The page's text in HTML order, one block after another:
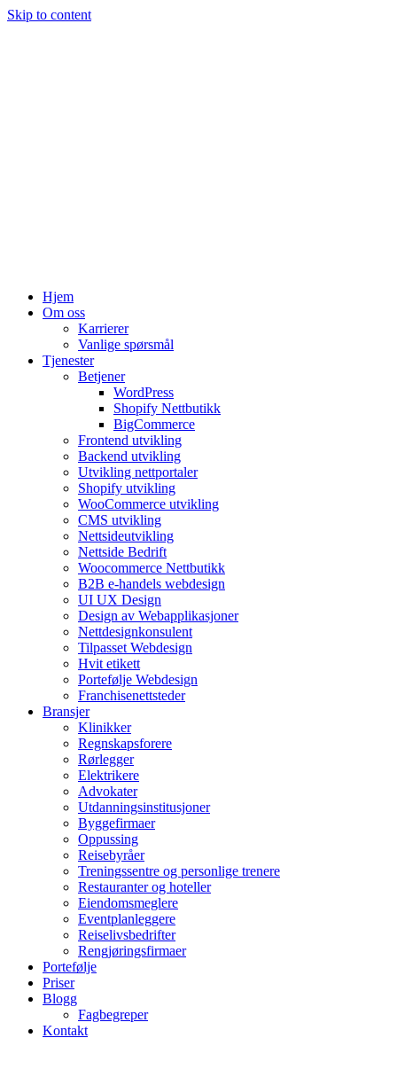
Skip to content
Hjem
Om oss
Karrierer
Vanlige spørsmål
Tjenester
Betjener
WordPress
Shopify Nettbutikk
BigCommerce
Frontend utvikling
Backend utvikling
Utvikling nettportaler
Shopify utvikling
WooCommerce utvikling
CMS utvikling
Nettsideutvikling
Nettside Bedrift
Woocommerce Nettbutikk
B2B e-handels webdesign
UI UX Design
Design av Webapplikasjoner
Nettdesignkonsulent
Tilpasset Webdesign
Hvit etikett
Portefølje Webdesign
Franchisenettsteder
Bransjer
Klinikker
Regnskapsforere
Rørlegger
Elektrikere
Advokater
Utdanningsinstitusjoner
Byggefirmaer
Oppussing
Reisebyråer
Treningssentre og personlige trenere
Restauranter og hoteller
Eiendomsmeglere
Eventplanleggere
Reiselivsbedrifter
Rengjøringsfirmaer
Portefølje
Priser
Blogg
Fagbegreper
Kontakt